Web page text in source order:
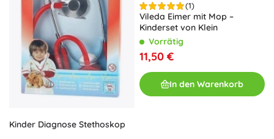
Kinder Diagnose Stethoskop
(1)
Vileda Eimer mit Mop –
Kinderset von Klein
Vorrätig
11,50 €
In den Warenkorb